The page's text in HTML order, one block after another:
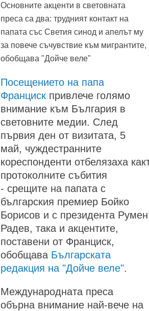
Основните акценти в световната
преса са два: трудният контакт на
папата със Светия синод и апелът му
за повече съчувствие към мигрантите,
обобщава "Дойче веле"
Посещението на папа
Францискпривлече голямо
внимание към България в
световните медии. След
първия ден от визитата, 5
май, чуждестранните
кореспонденти отбелязаха
протоколните събития
- срещите на папата с
българския премиер Бойко
Борисов и с президента Румен
Радев, така и акцентите,
поставени от Франциск,
обобщава Българската
редакция на "Дойче веле".
Международната преса
обърна внимание най-вече на